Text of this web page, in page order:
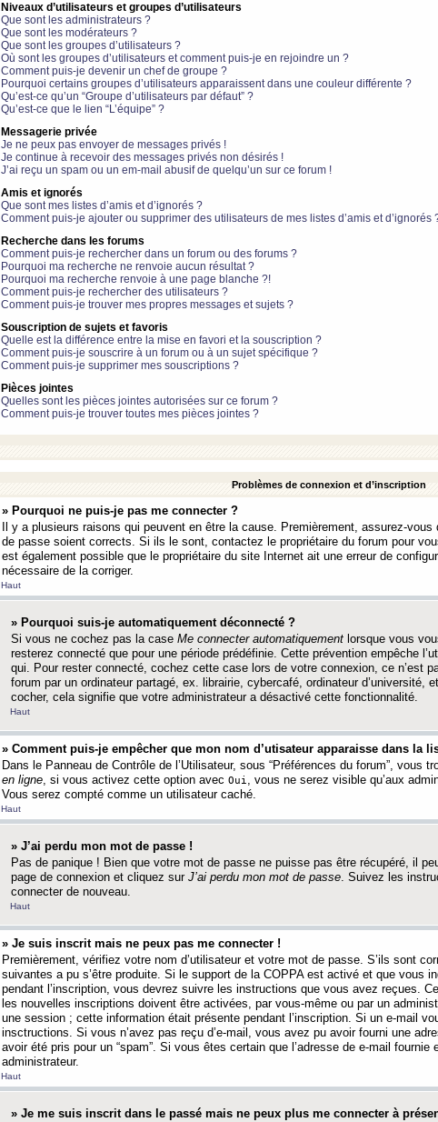
Niveaux d’utilisateurs et groupes d’utilisateurs
Que sont les administrateurs ?
Que sont les modérateurs ?
Que sont les groupes d’utilisateurs ?
Où sont les groupes d’utilisateurs et comment puis-je en rejoindre un ?
Comment puis-je devenir un chef de groupe ?
Pourquoi certains groupes d’utilisateurs apparaissent dans une couleur différente ?
Qu’est-ce qu’un “Groupe d’utilisateurs par défaut” ?
Qu’est-ce que le lien “L’équipe” ?
Messagerie privée
Je ne peux pas envoyer de messages privés !
Je continue à recevoir des messages privés non désirés !
J’ai reçu un spam ou un em-mail abusif de quelqu’un sur ce forum !
Amis et ignorés
Que sont mes listes d’amis et d’ignorés ?
Comment puis-je ajouter ou supprimer des utilisateurs de mes listes d’amis et d’ignorés
Recherche dans les forums
Comment puis-je rechercher dans un forum ou des forums ?
Pourquoi ma recherche ne renvoie aucun résultat ?
Pourquoi ma recherche renvoie à une page blanche ?!
Comment puis-je rechercher des utilisateurs ?
Comment puis-je trouver mes propres messages et sujets ?
Souscription de sujets et favoris
Quelle est la différence entre la mise en favori et la souscription ?
Comment puis-je souscrire à un forum ou à un sujet spécifique ?
Comment puis-je supprimer mes souscriptions ?
Pièces jointes
Quelles sont les pièces jointes autorisées sur ce forum ?
Comment puis-je trouver toutes mes pièces jointes ?
Problèmes de connexion et d’inscription
» Pourquoi ne puis-je pas me connecter ?
Il y a plusieurs raisons qui peuvent en être la cause. Premièrement, assurez-
de passe soient corrects. Si ils le sont, contactez le propriétaire du forum pour
est également possible que le propriétaire du site Internet ait une erreur de
nécessaire de la corriger.
Haut
» Pourquoi suis-je automatiquement déconnecté ?
Si vous ne cochez pas la case Me connecter automatiquement lorsque vous
resterez connecté que pour une période prédéfinie. Cette prévention empêche
qui. Pour rester connecté, cochez cette case lors de votre connexion, ce n’est
forum par un ordinateur partagé, ex. librairie, cybercafé, ordinateur d’université,
cocher, cela signifie que votre administrateur a désactivé cette fonctionnalité.
Haut
» Comment puis-je empêcher que mon nom d’utisateur apparaisse dans la
Dans le Panneau de Contrôle de l’Utilisateur, sous “Préférences du forum”, vous
en ligne, si vous activez cette option avec Oui , vous ne serez visible qu’aux
Vous serez compté comme un utilisateur caché.
Haut
» J’ai perdu mon mot de passe !
Pas de panique ! Bien que votre mot de passe ne puisse pas être récupéré, il
page de connexion et cliquez sur J’ai perdu mon mot de passe. Suivez les
connecter de nouveau.
Haut
» Je suis inscrit mais ne peux pas me connecter !
Premièrement, vérifiez votre nom d’utilisateur et votre mot de passe. S’ils sont
suivantes a pu s’être produite. Si le support de la COPPA est activé et que vous
pendant l’inscription, vous devrez suivre les instructions que vous avez reçues.
les nouvelles inscriptions doivent être activées, par vous-même ou par un
une session ; cette information était présente pendant l’inscription. Si un e-mail
insctructions. Si vous n’avez pas reçu d’e-mail, vous avez pu avoir fourni une
avoir été pris pour un “spam”. Si vous êtes certain que l’adresse de e-mail
administrateur.
Haut
» Je me suis inscrit dans le passé mais ne peux plus me connecter à